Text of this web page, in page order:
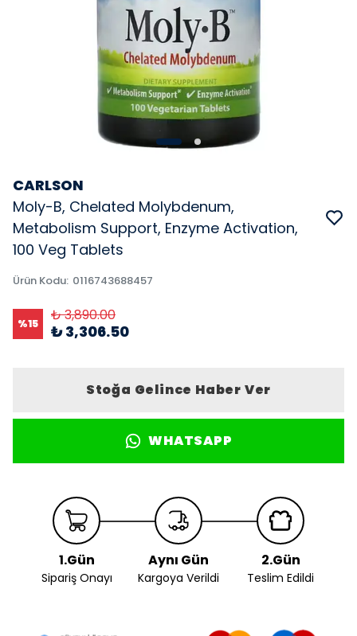
CARLSON
Moly-B, Chelated Molybdenum,
Metabolism Support, Enzyme Activation,
100 Veg Tablets
Ürün Kodu: 0116743688457
%15 ₺ 3,890.00
₺ 3,306.50
Stoğa Gelince Haber Ver
WHATSAPP
1.Gün
Sipariş Onayı
Aynı Gün
Kargoya Verildi
2.Gün
Teslim Edildi